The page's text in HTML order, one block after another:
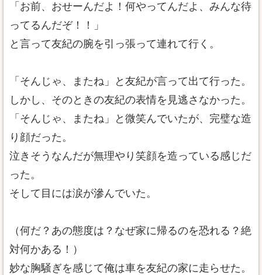
「お前、おせーんだよ！何やってんだよ、みんな待
ってるんだぞ！！」
と言って友紀の腕を引っ張って連れて行く。
「そんじゃ、またね」と友紀が言って出て行った。
しかし、そのときの友紀の表情を見逃さなかった。
「そんじゃ、またね」と微笑んでいたが、完璧な造
り顔だった。
泣きそうなんだが無理やり笑顔を造っている感じだ
った。
そして目には涙が滲んでいた。
（何だ？あの態度は？なぜ家に帰るのを恐れる？絶
対何かある！）
妙な胸騒ぎを感じて俺は車を友紀の家に走らせた。